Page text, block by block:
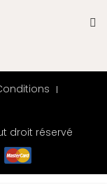
droit réservé